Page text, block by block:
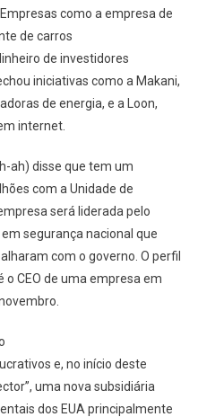
como a empresa de
de carros
de investidores
iniciativas como a Makani,
de energia, e a Loon,
internet.
ah) disse que tem um
com a Unidade de
será liderada pelo
segurança nacional que
com o governo. O perfil
o CEO de uma empresa em
e, no início deste
uma nova subsidiária
dos EUA principalmente